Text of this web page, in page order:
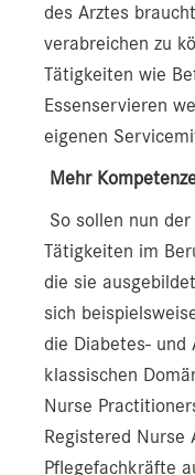
des Arztes
verabreichen zu
Tätigkeiten wie
Essenservieren
eigenen
Mehr
So sollen nun
Tätigkeiten im
die sie
sich
die Diabetes- und
klassischen
Nurse
Registered Nurse
Pflegefachkräfte